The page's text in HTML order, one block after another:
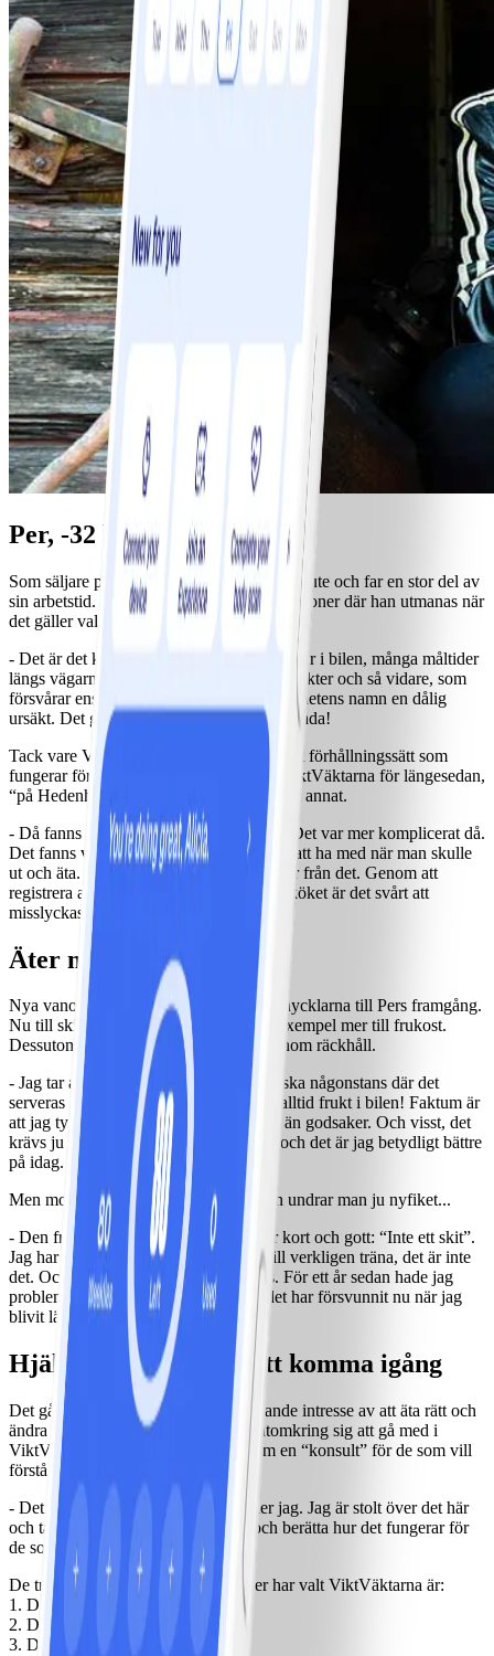
Per, -32 kg
Som säljare på en restauranggrossist är Per ute och far en stor del av
sin arbetstid. Han kastas ofta in i nya situationer där han utmanas när
det gäller val av mat.
- Det är det klassiska mönstret - flera timmar i bilen, många måltider
längs vägarna, provluncher med nya produkter och så vidare, som
försvårar ens vardag. Men, det är ju i ärlighetens namn en dålig
ursäkt. Det går ju faktiskt att välja annorlunda!
Tack vare ViktVäktarna® har han hittat ett förhållningssätt som
fungerar för honom. När Per var med i ViktVäktarna för längesedan,
“på Hedenhös tid”, som han säger, var det annat.
- Då fanns det inga appar eller liknande. Det var mer komplicerat då.
Det fanns visserligen en restaurangguide att ha med när man skulle
ut och äta. Men dagens system är ju ljusår från det. Genom att
registrera allt i appen och använda våg i köket är det svårt att
misslyckas med detta.
Äter mer till frukost nu
Nya vanor och nya rutiner är ett par av nycklarna till Pers framgång.
Nu till skillnad från förr så äter han till exempel mer till frukost.
Dessutom ser han till att alltid ha frukt inom räckhåll.
- Jag tar alltid med mig en frukt om jag ska någonstans där det
serveras bullar och liknande. Det finns alltid frukt i bilen! Faktum är
att jag tycker det är gott, det lockar mer än godsaker. Och visst, det
krävs ju planering för att skapa rutiner, och det är jag betydligt bättre
på idag.
Men motion då? Hur mycket tränar han undrar man ju nyfiket...
- Den frågan får jag ofta. Och svaret är kort och gott: “Inte ett skit”.
Jag har lyckats gå ner ändå. Fast jag vill verkligen träna, det är inte
det. Och nu börjar det faktiskt bli dags. För ett år sedan hade jag
problem med knäna och benen, men det har försvunnit nu när jag
blivit lättare.
Hjälper gärna andra att komma igång
Det går inte att ta miste på Pers brinnande intresse av att äta rätt och
ändra livsstil. Han har fått många runtomkring sig att gå med i
ViktVäktarna, och fungerar gärna som en “konsult” för de som vill
förstå vad det går ut på.
- Det är inga jobbiga frågor alls tycker jag. Jag är stolt över det här
och tar mig gärna tiden att sitta ner och berätta hur det fungerar för
de som är intresserade.
De tre huvudsakliga skälen till att Per har valt ViktVäktarna är:
1. Du kan äta allt
2. Du blir mätt
3. Du lär dig rätt sätt att tänka